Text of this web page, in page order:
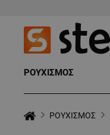
ΡΟΥΧΙΣΜΟΣ
ΡΟΥΧΙΣΜΟΣ